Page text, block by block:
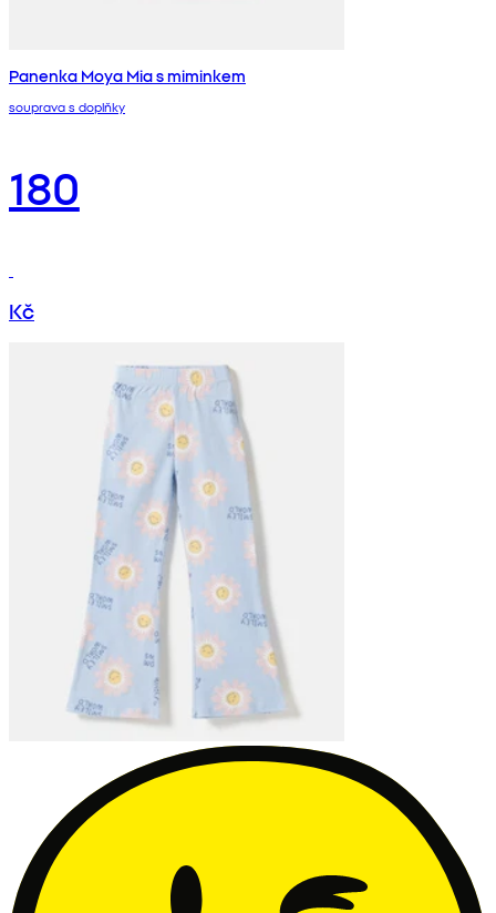
Panenka Moya Mia s miminkem
souprava s doplňky
180
Kč